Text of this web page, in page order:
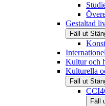
Gestaltad
Fäll ut
Kultur och
Kulturella
Fäll ut
Fäll